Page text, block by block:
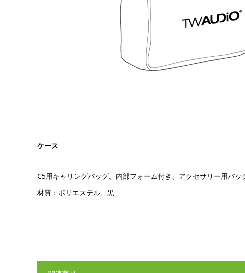
ケース
C5用キャリングバッグ。内部フォーム付き、アクセサリー用バッ
材質：ポリエステル、黒